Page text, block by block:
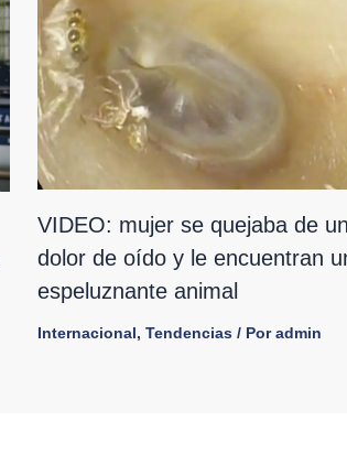
VIDEO: mujer se quejaba de
dolor de oído y le encuentran
espeluznante animal
Internacional, Tendencias/ Poradmin